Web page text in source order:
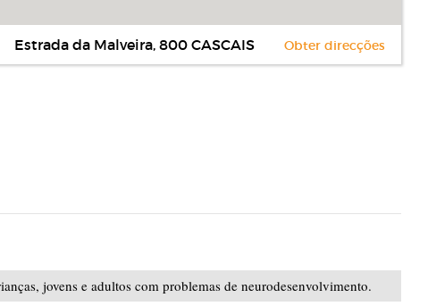
Obter direcções
Estrada da Malveira, 800 CASCAIS
jovens e adultos com problemas de neurodesenvolvimento.